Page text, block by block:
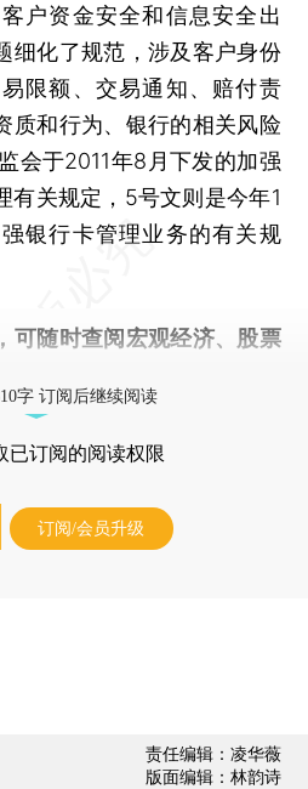
户资金安全和信息安全出
细化了规范，涉及客户身份
限额、交易通知、赔付责
质和行为、银行的相关风险
会于2011年8月下发的加强
有关规定，5号文则是今年1
银行卡管理业务的有关规
，可随时查阅宏观经济、股票
字 订阅后继续阅读
已订阅的阅读权限
订阅/会员升级
责任编辑：凌华薇
版面编辑：林韵诗